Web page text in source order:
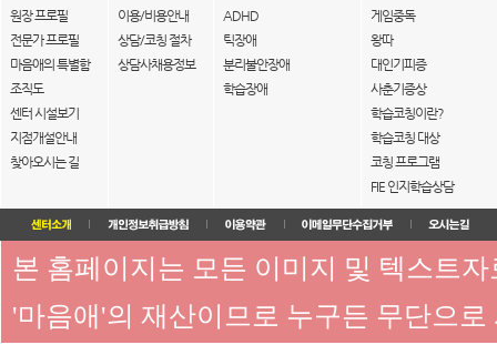
원장 프로필
전문가 프로필
마음애의 특별함
조직도
센터 시설보기
지점개설안내
찾아오시는 길
이용/비용안내
상담/코칭 절차
상담사채용정보
ADHD
틱장애
분리불안장애
학습장애
게임중독
왕따
대인기피증
사춘기증상
학습코칭이란?
학습코칭 대상
코칭 프로그램
FIE 인지학습상담
본 홈페이지는 모든 이미지 및 텍스트
'마음애'의 재산이므로 누구든 무단으